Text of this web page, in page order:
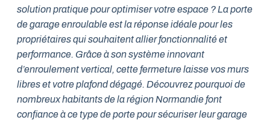
solution pratique pour optimiser votre espace ? La porte
de garage enroulable est la réponse idéale pour les
propriétaires qui souhaitent allier fonctionnalité et
performance. Grâce à son système innovant
d’enroulement vertical, cette fermeture laisse vos murs
libres et votre plafond dégagé. Découvrez pourquoi de
nombreux habitants de la région Normandie font
confiance à ce type de porte pour sécuriser leur garage